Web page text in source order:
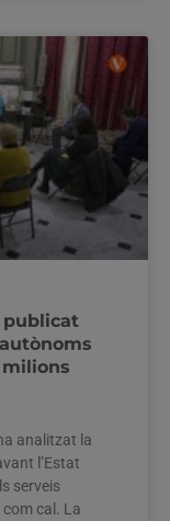
publicat
milions
analitzat la
l’Estat
serveis
cal. La